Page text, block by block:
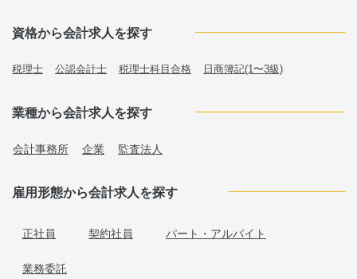
資格から会計求人を探す
税理士 公認会計士 税理士科目合格 日商簿記(1〜3級)
業種から会計求人を探す
会計事務所 企業 監査法人
雇用形態から会計求人を探す
正社員 契約社員 パート・アルバイト
業務委託